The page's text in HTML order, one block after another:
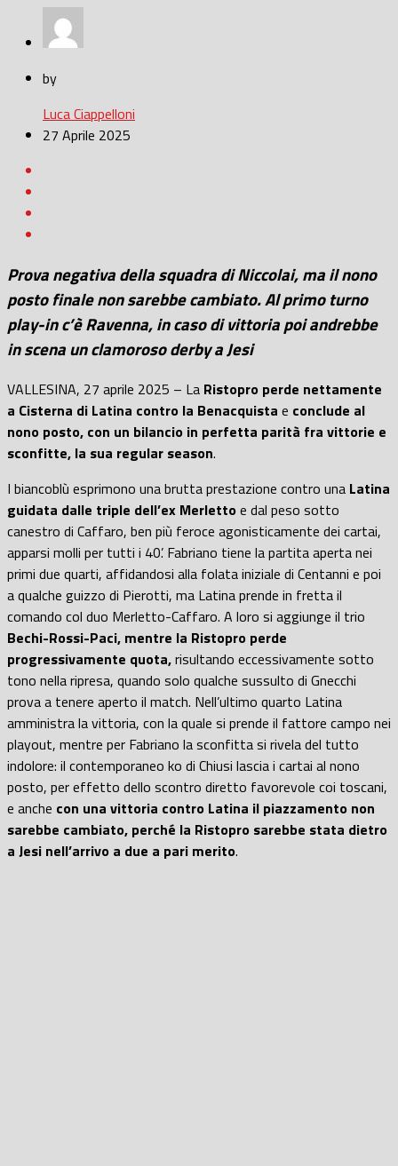
by
Luca Ciappelloni
27 Aprile 2025
Prova negativa della squadra di Niccolai, ma il nono
posto finale non sarebbe cambiato. Al primo turno
play-in c’è Ravenna, in caso di vittoria poi andrebbe
in scena un clamoroso derby a Jesi
VALLESINA, 27 aprile 2025 – La Ristopro perde nettamente
a Cisterna di Latina contro la Benacquista e conclude al
nono posto, con un bilancio in perfetta parità fra vittorie e
sconfitte, la sua regular season.
I biancoblù esprimono una brutta prestazione contro una Latina
guidata dalle triple dell’ex Merlettoe dal peso sotto
canestro di Caffaro, ben più feroce agonisticamente dei cartai,
apparsi molli per tutti i 40’. Fabriano tiene la partita aperta nei
primi due quarti, affidandosi alla folata iniziale di Centanni e poi
a qualche guizzo di Pierotti, ma Latina prende in fretta il
comando col duo Merletto-Caffaro. A loro si aggiunge il trio
Bechi-Rossi-Paci, mentre la Ristopro perde
progressivamente quota,risultando eccessivamente sotto
tono nella ripresa, quando solo qualche sussulto di Gnecchi
prova a tenere aperto il match. Nell’ultimo quarto Latina
amministra la vittoria, con la quale si prende il fattore campo nei
playout, mentre per Fabriano la sconfitta si rivela del tutto
indolore: il contemporaneo ko di Chiusi lascia i cartai al nono
posto, per effetto dello scontro diretto favorevole coi toscani,
e anche con una vittoria contro Latina il piazzamento non
sarebbe cambiato, perché la Ristopro sarebbe stata dietro
a Jesi nell’arrivo a due a pari merito.